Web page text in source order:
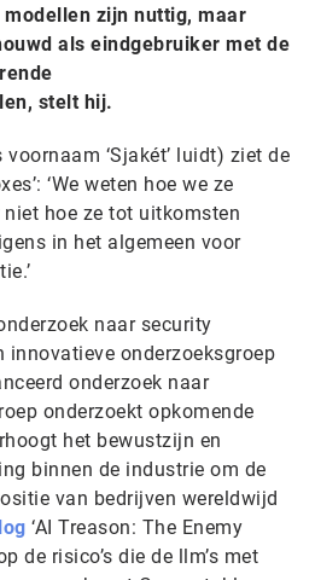
modellen zijn nuttig, maar
als eindgebruiker met de
stelt hij.
voornaam ‘Sjakét’ luidt) ziet de
‘We weten hoe we ze
hoe ze tot uitkomsten
in het algemeen voor
naar security
innovatieve onderzoeksgroep
onderzoek naar
onderzoekt opkomende
het bewustzijn en
binnen de industrie om de
van bedrijven wereldwijd
‘AI Treason: The Enemy
de risico’s die de llm’s met